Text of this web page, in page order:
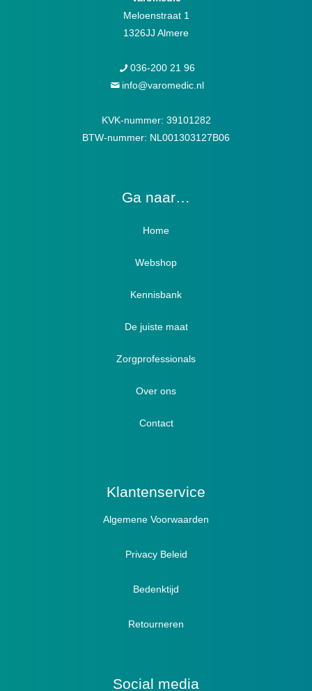
Meloenstraat 1
1326JJ Almere
036-200 21 96
info@varomedic.nl
KVK-nummer: 39101282
BTW-nummer: NL001303127B06
Ga naar…
Home
Webshop
Verbandschoenen / Verbandsloffen
Luxe verbandschoenen / stretch (Hallux)
Diabetici
Winterboots
Lymph / Oedeem
Actief
Pantoffels
Sandalen
Kennisbank
Diabetici
Oedeem
Hallux Valgus
Hamertenen
De juiste maat
Zorgprofessionals
Over ons
Contact
Klantenservice
Algemene Voorwaarden
Privacy Beleid
Bedenktijd
Retourneren
Social media